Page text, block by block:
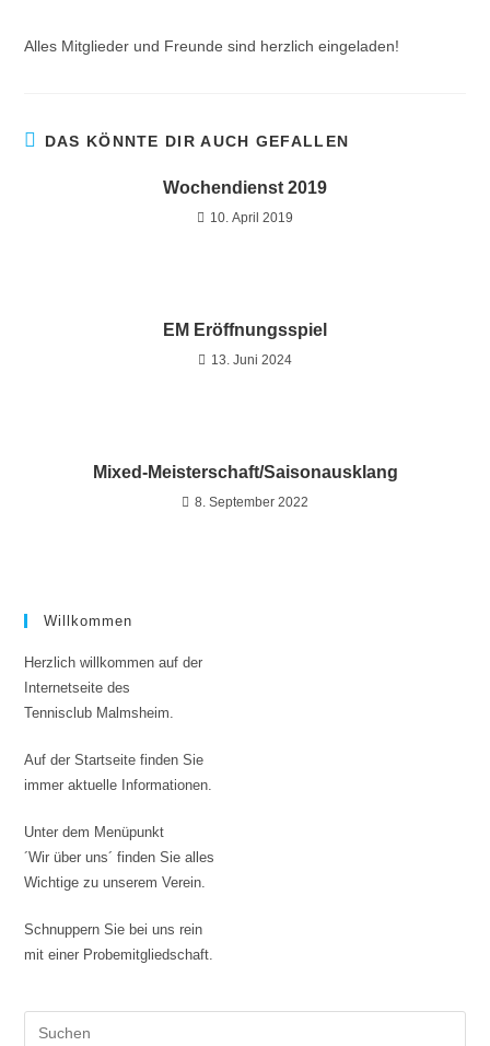
Alles Mitglieder und Freunde sind herzlich eingeladen!
DAS KÖNNTE DIR AUCH GEFALLEN
Wochendienst 2019
10. April 2019
EM Eröffnungsspiel
13. Juni 2024
Mixed-Meisterschaft/Saisonausklang
8. September 2022
Willkommen
Herzlich willkommen auf der
Internetseite des
Tennisclub Malmsheim.
Auf der Startseite finden Sie
immer aktuelle Informationen.
Unter dem Menüpunkt
´Wir über uns´ finden Sie alles
Wichtige zu unserem Verein.
Schnuppern Sie bei uns rein
mit einer Probemitgliedschaft.